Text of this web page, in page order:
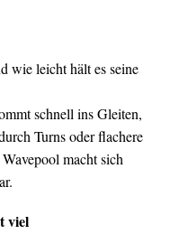
wie leicht hält es seine
schnell ins Gleiten,
Turns oder flachere
macht sich
viel